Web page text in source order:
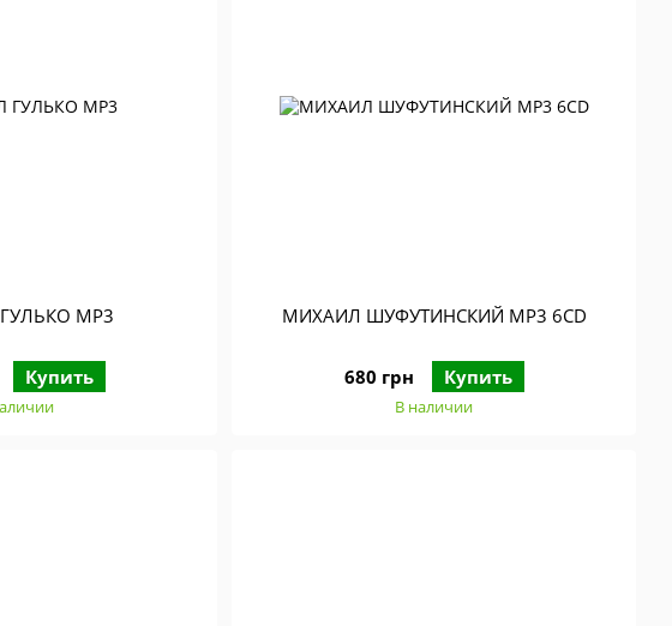
MP3
Купить
МИХАИЛ ШУФУТИНСКИЙ MP3 6CD
680 грн Купить
В наличии